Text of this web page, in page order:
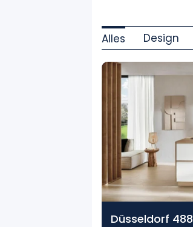
Alles Design
Düsseldorf 488